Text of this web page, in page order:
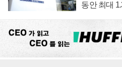
동안 최대